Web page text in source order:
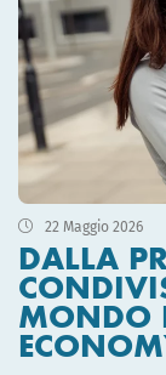
22 Maggio 2026
DALLA
MONDO